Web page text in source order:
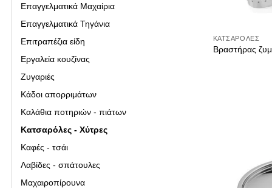
Επαγγελματικά Μαχαίρια
Επαγγελματικά Τηγάνια
Επιτραπέζια είδη
Εργαλεία κουζίνας
Ζυγαριές
Κάδοι απορριμάτων
Καλάθια ποτηριών - πιάτων
Κατσαρόλες - Χύτρες
Καφές - τσάι
Λαβίδες - σπάτουλες
Μαχαιροπίρουνα
Επιτραπέζια
Λαβίδες-
ΚΑΤΣΑΡΌΛΕΣ
Βραστήρας